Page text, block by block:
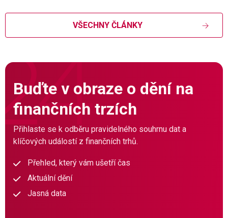
VŠECHNY ČLÁNKY
Buďte v obraze o dění na
finančních trzích
Přihlaste se k odběru pravidelného souhrnu dat a
klíčových událostí z finančních trhů.
Přehled, který vám ušetří čas
Aktuální dění
Jasná data